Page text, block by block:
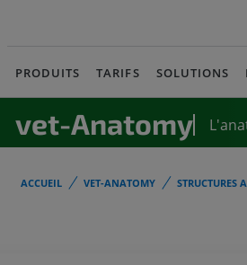
PRODUITS TARIFS SOLUTIONS
vet-Anatomy
ACCUEIL VET-ANATOMY STRUCTURES